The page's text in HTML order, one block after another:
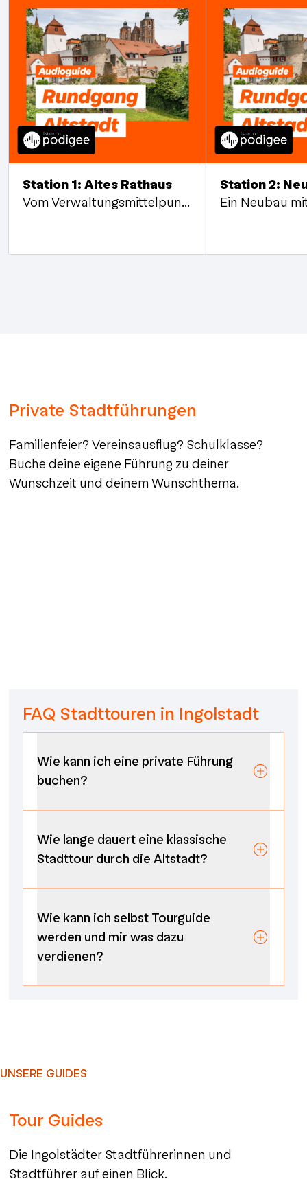
Station 1: Altes Rathaus
Vom Verwaltungsmittelpunkt zum Kulturort – das Alte Rathaus erzählt von Rat, Macht und Repräsentation.
Station 2:
Private Stadtführungen
Familienfeier? Vereinsausflug? Schulklasse?
Buche deine eigene Führung zu deiner
Wunschzeit und deinem Wunschthema.
FAQ Stadttouren in Ingolstadt
Wie kann ich eine private Führung
buchen?
Wie lange dauert eine klassische
Stadttour durch die Altstadt?
Wie kann ich selbst Tourguide
werden und mir was dazu
verdienen?
UNSERE GUIDES
Tour Guides
Die Ingolstädter Stadtführerinnen und
Stadtführer auf einen Blick.